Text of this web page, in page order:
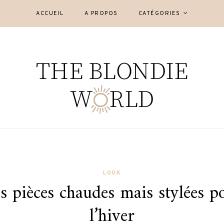
ACCUEIL A PROPOS CATÉGORIES
LOOK
pièces chaudes mais stylées
l’hiver